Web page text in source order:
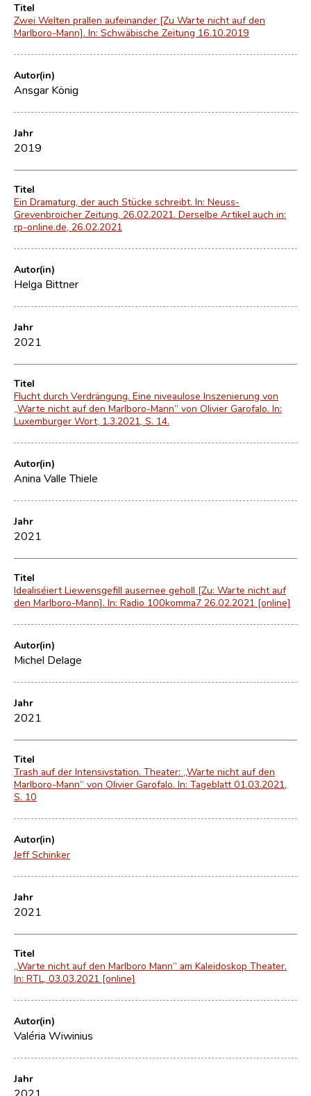
Titel
Zwei Welten prallen aufeinander [Zu Warte nicht auf den
Marlboro-Mann]. In: Schwäbische Zeitung 16.10.2019
Autor(in)
Ansgar König
Jahr
2019
Titel
Ein Dramaturg, der auch Stücke schreibt. In: Neuss-
Grevenbroicher Zeitung, 26.02.2021. Derselbe Artikel auch in:
rp-online.de, 26.02.2021
Autor(in)
Helga Bittner
Jahr
2021
Titel
Flucht durch Verdrängung. Eine niveaulose Inszenierung von
„Warte nicht auf den Marlboro-Mann“ von Olivier Garofalo. In:
Luxemburger Wort, 1.3.2021, S. 14.
Autor(in)
Anina Valle Thiele
Jahr
2021
Titel
Idealiséiert Liewensgefill ausernee geholl [Zu: Warte nicht auf
den Marlboro-Mann]. In: Radio 100komma7 26.02.2021 [online]
Autor(in)
Michel Delage
Jahr
2021
Titel
Trash auf der Intensivstation. Theater: „Warte nicht auf den
Marlboro-Mann“ von Olivier Garofalo. In: Tageblatt 01.03.2021,
S. 10
Autor(in)
Jeff Schinker
Jahr
2021
Titel
„Warte nicht auf den Marlboro Mann“ am Kaleidoskop Theater.
In: RTL, 03.03.2021 [online]
Autor(in)
Valéria Wiwinius
Jahr
2021